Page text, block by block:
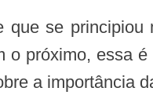
o próximo, essa
a importância